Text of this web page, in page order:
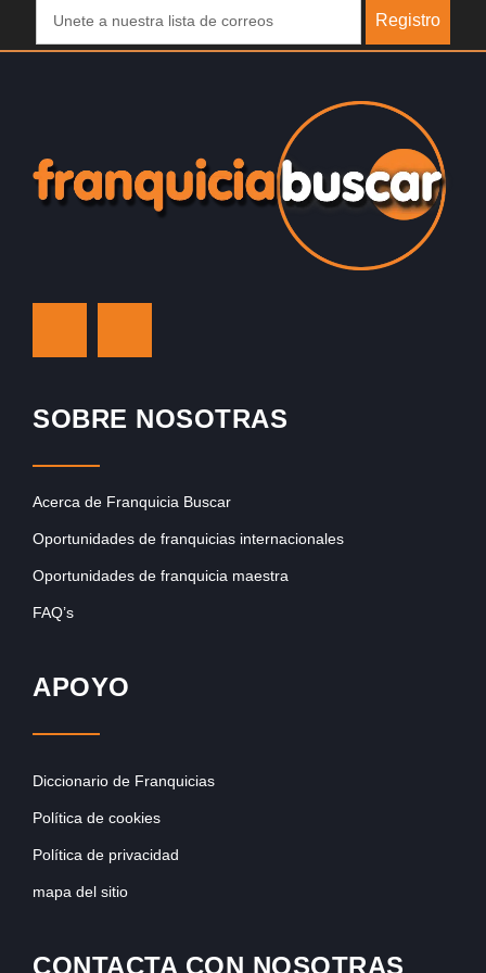
Registro
SOBRE NOSOTRAS
Acerca de Franquicia Buscar
Oportunidades de franquicias internacionales
Oportunidades de franquicia maestra
FAQ’s
APOYO
Diccionario de Franquicias
Política de cookies
Política de privacidad
mapa del sitio
CONTACTA CON NOSOTRAS